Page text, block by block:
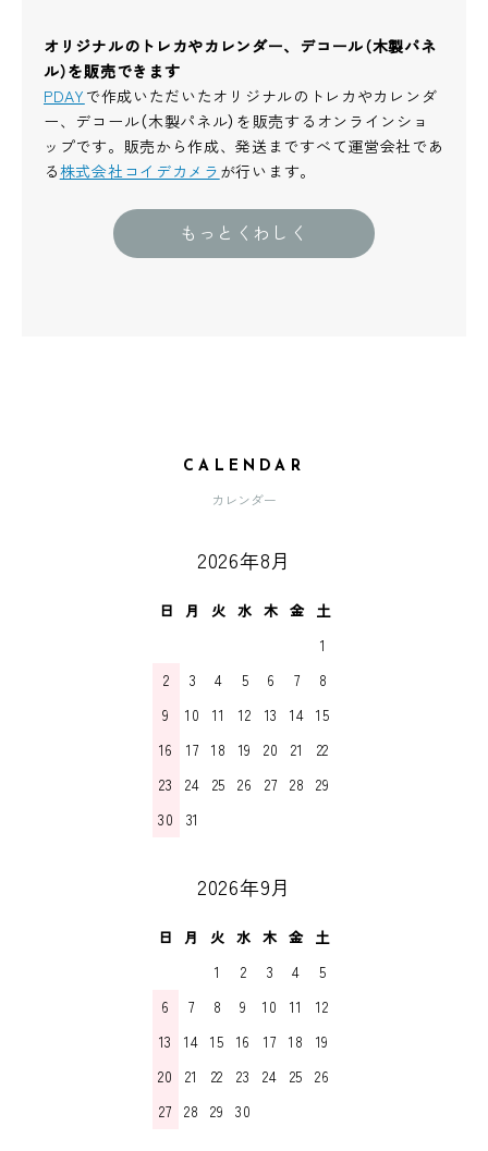
オリジナルのトレカやカレンダー、デコール（木製パネ
ル）を販売できます
PDAY で作成いただいたオリジナルのトレカやカレンダ
ー、デコール（木製パネル）を販売するオンラインショ
ップです。販売から作成、発送まですべて運営会社であ
る株式会社コイデカメラ が行います。
もっとくわしく
CALENDAR
カレンダー
2026年8月
日 月 火 水 木 金 土
1
2
3 4 5 6 7
8
9
10 11 12 13 14 15
16
17 18 19 20 21
22
23
24 25 26 27 28
29
30
31
2026年9月
日 月 火 水 木 金 土
1
2 3 4
5
6
7 8 9 10 11
12
13
14 15 16 17 18
19
20
21 22 23 24 25
26
27
28 29 30